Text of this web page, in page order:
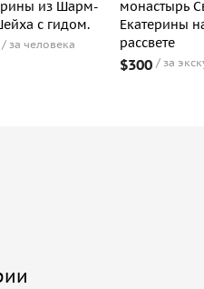
из Шарм-
с гидом.
за человека
монастырь
Екатерины
рассвете
$300 за